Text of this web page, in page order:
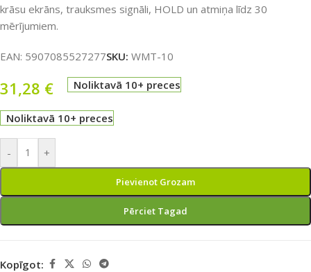
krāsu ekrāns, trauksmes signāli, HOLD un atmiņa līdz 30
mērījumiem.
EAN: 5907085527277SKU: WMT-10
31,28 € Noliktavā 10+ preces
Noliktavā 10+ preces
- +
Pievienot Grozam
Pērciet Tagad
Kopīgot: